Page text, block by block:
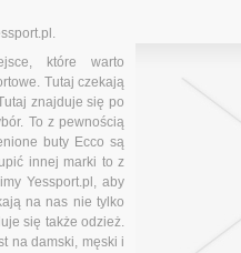
które warto
Tutaj czekają
znajduje się po
To z pewnością
buty Ecco są
innej marki to z
Yessport.pl, aby
na nas nie tylko
się także odzież.
na damski, męski i